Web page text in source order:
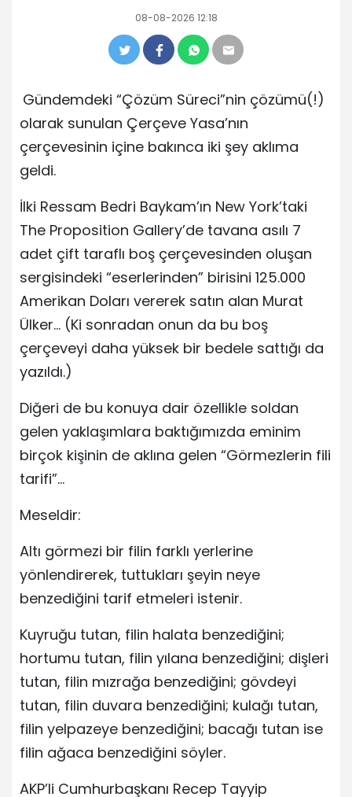
08-08-2026 12:18
Gündemdeki “Çözüm Süreci”nin çözümü(!)
olarak sunulan Çerçeve Yasa’nın
çerçevesinin içine bakınca iki şey aklıma
geldi.
İlki Ressam Bedri Baykam’ın New York’taki
The Proposition Gallery’de tavana asılı 7
adet çift taraflı boş çerçevesinden oluşan
sergisindeki “eserlerinden” birisini 125.000
Amerikan Doları vererek satın alan Murat
Ülker… (Ki sonradan onun da bu boş
çerçeveyi daha yüksek bir bedele sattığı da
yazıldı.)
Diğeri de bu konuya dair özellikle soldan
gelen yaklaşımlara baktığımızda eminim
birçok kişinin de aklına gelen “Görmezlerin fili
tarifi”…
Meseldir:
Altı görmezi bir filin farklı yerlerine
yönlendirerek, tuttukları şeyin neye
benzediğini tarif etmeleri istenir.
Kuyruğu tutan, filin halata benzediğini;
hortumu tutan, filin yılana benzediğini; dişleri
tutan, filin mızrağa benzediğini; gövdeyi
tutan, filin duvara benzediğini; kulağı tutan,
filin yelpazeye benzediğini; bacağı tutan ise
filin ağaca benzediğini söyler.
AKP’li Cumhurbaşkanı Recep Tayyip